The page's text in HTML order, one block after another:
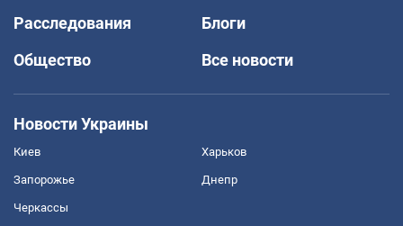
Расследования
Блоги
Общество
Все новости
Новости Украины
Киев Харьков
Запорожье Днепр
Черкассы